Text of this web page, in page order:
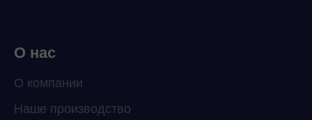
О нас
О компании
Наше производство